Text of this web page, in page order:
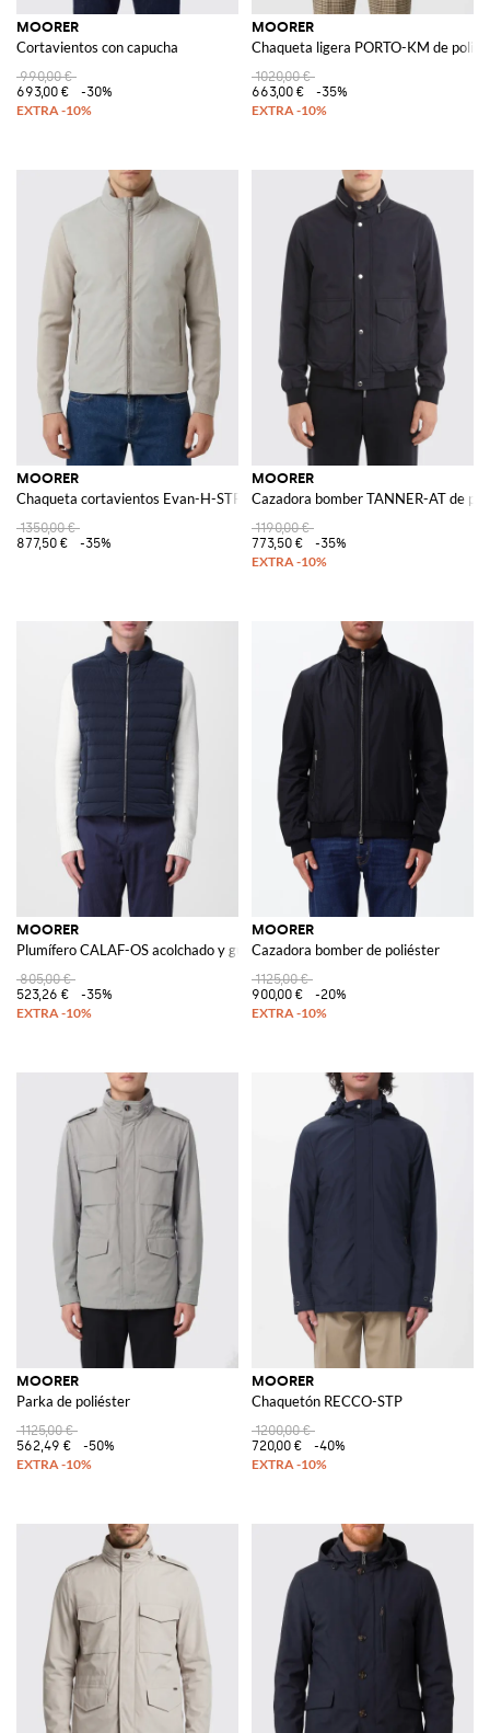
MOORER
Cortavientos con capucha
990,00 €
693,00 €
-30%
MOORER
Chaqueta ligera PORTO-KM de
1020,00 €
663,00 €
-35%
MOORER
Chaqueta cortavientos Evan-H-STP de tejido técnico y punto
1350,00 €
877,50 €
-35%
MOORER
Cazadora bomber TANNER-AT de
1190,00 €
773,50 €
-35%
MOORER
Plumífero CALAF-OS acolchado y guateado
805,00 €
523,26 €
-35%
MOORER
Cazadora bomber de poliéster
1125,00 €
900,00 €
-20%
MOORER
Parka de poliéster
1125,00 €
562,49 €
-50%
MOORER
Chaquetón RECCO-STP
1200,00 €
720,00 €
-40%